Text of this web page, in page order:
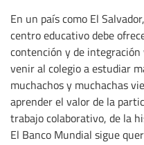
En un país como El
centro educativo debe
contención y de integración
venir al colegio a estudiar
muchachos y muchachas
aprender el valor de la
trabajo colaborativo, de la
El Banco Mundial sigue